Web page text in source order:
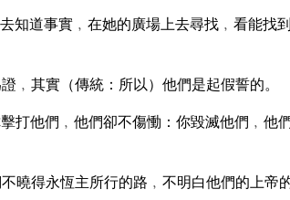
知道事實﹐在她的廣場上去尋找﹐看能找
﹐其實（傳統：所以）他們是起假誓的。
打他們﹐他們卻不傷慟：你毀滅他們﹐他
曉得永恆主所行的路﹐不明白他們的上帝的